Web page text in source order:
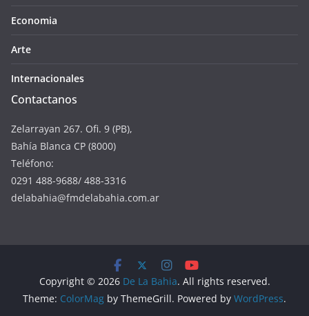
Economia
Arte
Internacionales
Contactanos
Zelarrayan 267. Ofi. 9 (PB),
Bahía Blanca CP (8000)
Teléfono:
0291 488-9688/ 488-3316
delabahia@fmdelabahia.com.ar
Copyright © 2026 De La Bahia. All rights reserved.
Theme: ColorMag by ThemeGrill. Powered by WordPress.